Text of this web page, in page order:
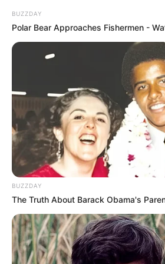
BUZZDAY
Polar Bear Approaches Fishermen -
BUZZDAY
The Truth About Barack Obama's